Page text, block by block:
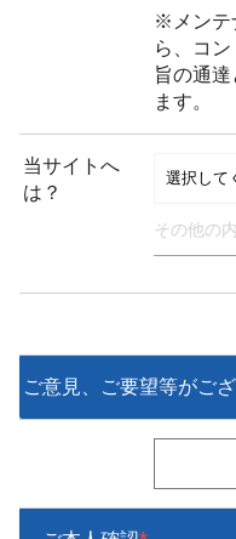
※メンテ
ら、コ
旨の通
ます。
当サイトへ
は？
ご意見、ご要望等がご